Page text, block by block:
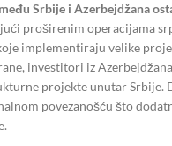
Srbije i Azerbejdžana
proširenim operacijama
implementiraju velike
investitori iz
projekte unutar Srbije.
povezanošću što